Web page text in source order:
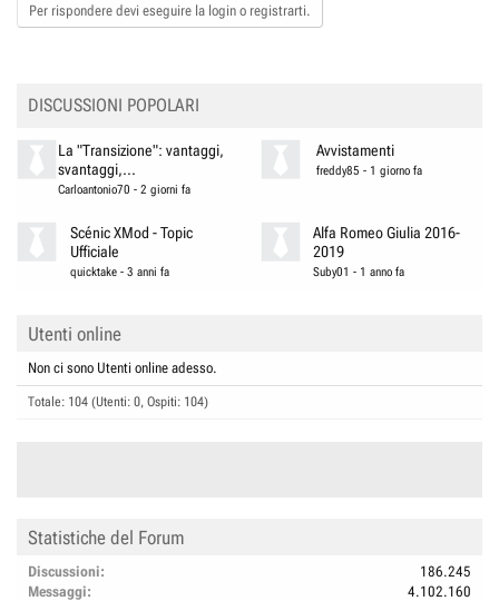
Per rispondere devi eseguire la login o registrarti.
DISCUSSIONI POPOLARI
La "Transizione": vantaggi,
svantaggi,...
Carloantonio70 - 2 giorni fa
Avvistamenti
freddy85 - 1 giorno fa
Scénic XMod - Topic
Ufficiale
quicktake -3 anni fa
Alfa Romeo Giulia 2016-
2019
Suby01 - 1 anno fa
Utenti online
Non ci sono Utenti online adesso.
Totale: 104 (Utenti: 0, Ospiti: 104)
Statistiche del Forum
Discussioni
186.245
Messaggi
4.102.160